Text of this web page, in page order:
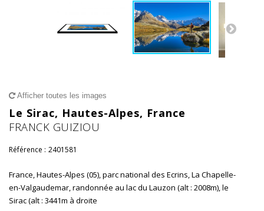
Afficher toutes les images
Le Sirac, Hautes-Alpes, France
FRANCK GUIZIOU
Référence : 2401581
France, Hautes-Alpes (05), parc national des Ecrins, La Chapelle-
en-Valgaudemar, randonnée au lac du Lauzon (alt : 2008m), le
Sirac (alt : 3441m à droite